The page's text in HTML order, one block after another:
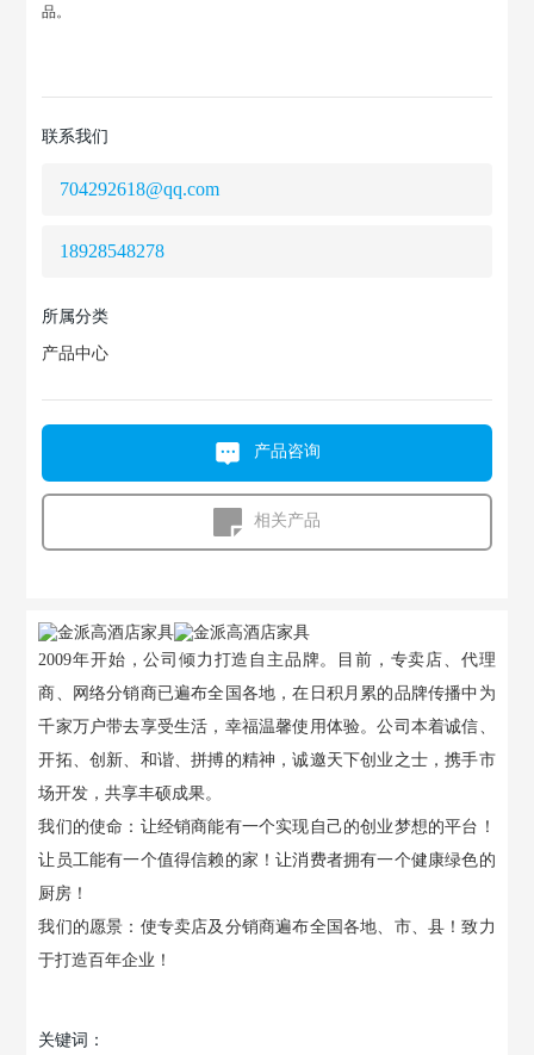
2009年开始，公司倾力打造自主品牌。目前，专卖店、代理
商、网络分销商已遍布全国各地，在日积月累的品牌传播中为
千家万户带去享受生活，幸福温馨使用体验。公司本着诚信、
开拓、创新、和谐、拼搏的精神，诚邀天下创业之士，携手市
场开发，共享丰硕成果。
我们的使命：让经销商能有一个实现自己的创业梦想的平台！
让员工能有一个值得信赖的家！让消费者拥有一个健康绿色的
厨房！
我们的愿景：使专卖店及分销商遍布全国各地、市、县！致力
于打造百年企业！
关键词：
品。
联系我们
704292618@qq.com
18928548278
所属分类
产品中心
产品咨询
相关产品